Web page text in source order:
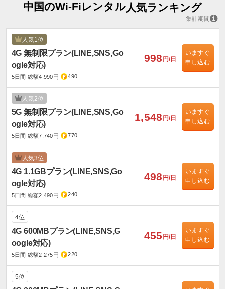
中国のWi-Fiレンタル人気ランキング
集計期間
人気1位
4G 無制限プラン(LINE,SNS,Go
ogle対応)
5日間 総額4,990円 490
998 円/日
いますぐ
申し込む
人気2位
5G 無制限プラン(LINE,SNS,Go
ogle対応)
5日間 総額7,740円 770
1,548 円/日
いますぐ
申し込む
人気3位
4G 1.1GBプラン(LINE,SNS,Go
ogle対応)
5日間 総額2,490円 240
498 円/日
いますぐ
申し込む
4位
4G 600MBプラン(LINE,SNS,G
oogle対応)
5日間 総額2,275円 220
455 円/日
いますぐ
申し込む
5位